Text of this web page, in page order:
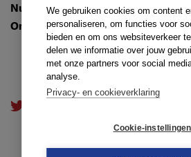
We gebruiken cookies om content
personaliseren, om functies voor
bieden en om ons websiteverkeer
delen we informatie over jouw
met onze partners voor social
analyse.
Privacy- en cookieverklaring
Cookie-instellingen
Nummer: TR-2025-0395
Onderwerpen:3.1. Maatstaf